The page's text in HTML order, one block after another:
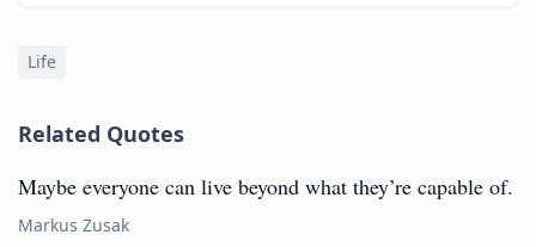
Life
Related Quotes
Maybe everyone can live beyond what they’re capable of.
Markus Zusak